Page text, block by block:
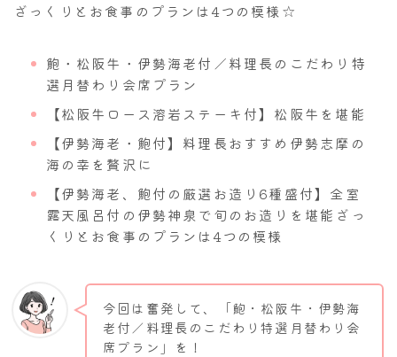
ざっくりとお食事のプランは4つの模様☆
鮑・松阪牛・伊勢海老付／料理長のこだわり特
選月替わり会席プラン
【松阪牛ロース溶岩ステーキ付】松阪牛を堪能
【伊勢海老・鮑付】料理長おすすめ伊勢志摩の
海の幸を贅沢に
【伊勢海老、鮑付の厳選お造り6種盛付】全室
露天風呂付の伊勢神泉で旬のお造りを堪能ざっ
くりとお食事のプランは4つの模様
今回は奮発して、「鮑・松阪牛・伊勢海
老付／料理長のこだわり特選月替わり会
席プラン」を！